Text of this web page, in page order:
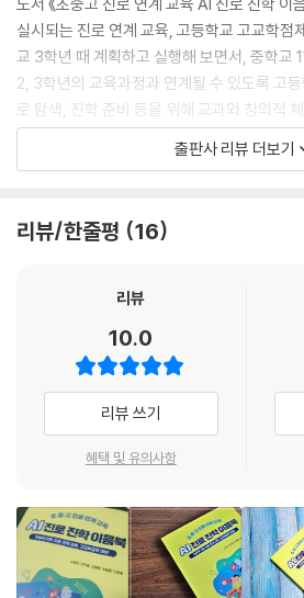
실시되는 진로 연계 교육, 고등학교 고교학점
교 3학년 때 계획하고 실행해 보면서, 중학교
2, 3학년의 교육과정과 연계될 수 있도록 고
로 탐색, 진학 준비 등을 위해 교과와 창의적
육하는데 디딤돌이 되고자 발간하였습니다.
다. 따라서 진로 연계 교육 단계를 초등학교는
준비를 계획하고 실행해 보며, 고등학교는 1
이 진학에서 매우 중요합니다. 고교학점제는
학업능력을 함양하고 자신의 적성과 진로에
하고 그 계열에 따른 선택 교과목을 선택하여
중학교 3학년부터 준비하면 큰 도움이 될 것
중등 자기 이해 ▲Ⅳ. 생성형 AI 진로 ▲Ⅴ. 계
운 학생부 플래너 ▲Ⅶ. 진로 연계 교과 교
제 ▲Ⅸ. 미리 보는 고등학교 진학으로 구성되
출판사 리뷰 더보기
리뷰/한줄평 16
리뷰
10.0
리뷰 쓰기
혜택 및 유의사항